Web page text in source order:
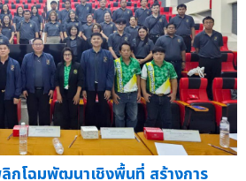
กโฉมพัฒนาเชิงพื้นที่ สร้างการ